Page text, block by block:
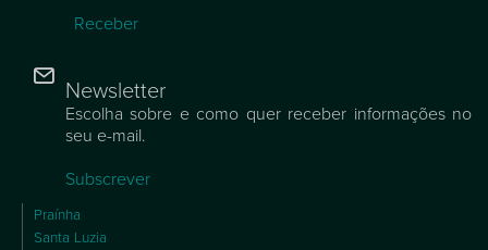
Receber
Newsletter
Escolha sobre e como quer receber informações no
seu e-mail.
Subscrever
Praínha
Santa Luzia